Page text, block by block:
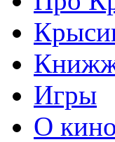
Игры
О кино